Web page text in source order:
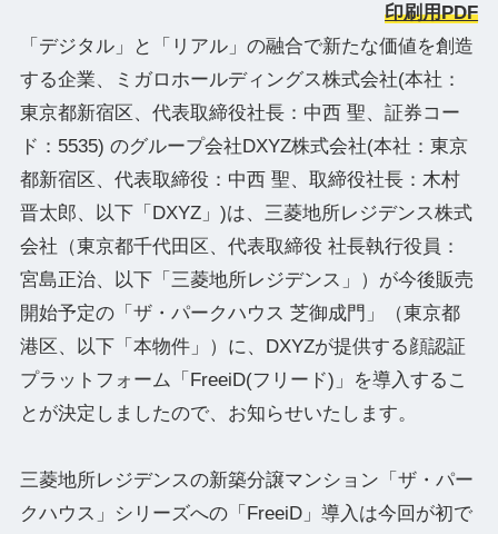
印刷用PDF
「デジタル」と「リアル」の融合で新たな価値を創造
する企業、ミガロホールディングス株式会社(本社：
東京都新宿区、代表取締役社⻑：中⻄ 聖、証券コー
ド：5535) のグループ会社DXYZ株式会社(本社：東京
都新宿区、代表取締役：中西 聖、取締役社長：木村
晋太郎、以下「DXYZ」)は、三菱地所レジデンス株式
会社（東京都千代田区、代表取締役 社長執行役員：
宮島正治、以下「三菱地所レジデンス」）が今後販売
開始予定の「ザ・パークハウス 芝御成門」（東京都
港区、以下「本物件」）に、DXYZが提供する顔認証
プラットフォーム「FreeiD(フリード)」を導入するこ
とが決定しましたので、お知らせいたします。
三菱地所レジデンスの新築分譲マンション「ザ・パー
クハウス」シリーズへの「FreeiD」導入は今回が初で